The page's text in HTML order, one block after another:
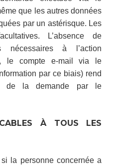
que les autres données
par un astérisque. Les
L’absence de
nécessaires à l’action
le compte e-mail via le
par ce biais) rend
de la demande par le
À TOUS LES
la personne concernée a